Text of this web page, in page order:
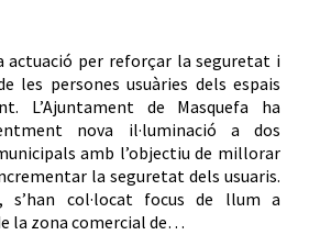
actuació per reforçar la seguretat i
les persones usuàries dels espais
L’Ajuntament de Masquefa ha
nova il·luminació a dos
amb l’objectiu de millorar
la seguretat dels usuaris.
s’han col·locat focus de llum a
la zona comercial de…